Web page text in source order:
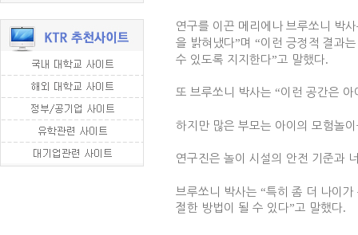
연구를 이끈 메리에나 브루쏘니 박
을 밝혀냈다”며 “이런 긍정적 결과
수 있도록 지지한다” 고 말했다.
또 브루쏘니 박사는 “이런 공간은
하지만 많은 부모는 아이의 모험놀
연구진은 놀이 시설의 안전 기준과
브루쏘니 박사는 “특히 좀 더 나이가
절한 방법이 될 수 있다”고 말했다.